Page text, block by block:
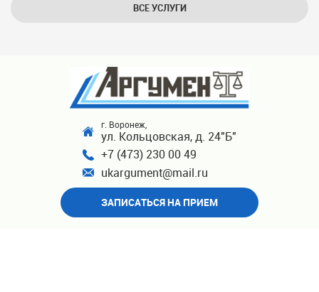
ВСЕ УСЛУГИ
г. Воронеж,
ул. Кольцовская, д. 24"Б"
+7 (473) 230 00 49
ukargument@mail.ru
ЗАПИСАТЬСЯ НА ПРИЕМ